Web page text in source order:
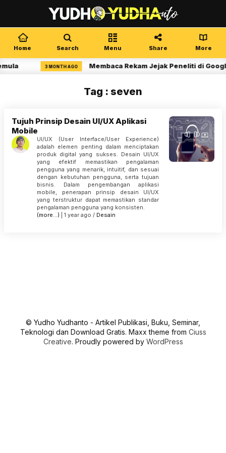
Home Search Menu Share More
3 MONTH AGO Membaca Rekam Jejak Peneliti di
Tag : seven
Tujuh Prinsip Desain UI/UX Aplikasi
Mobile
UI/UX (User Interface/User Experience)
adalah elemen penting dalam menciptakan
produk digital yang sukses. Desain UI/UX
yang efektif memastikan pengalaman
pengguna yang menarik, intuitif, dan sesuai
dengan kebutuhan pengguna, serta tujuan
bisnis. Dalam pengembangan aplikasi
mobile, penerapan prinsip desain UI/UX
yang terstruktur dapat memastikan standar
pengalaman pengguna yang konsisten.
(more…) | 1 year ago / Desain
© Yudho Yudhanto - Artikel Publikasi, Buku, Seminar,
Teknologi dan Download Gratis. Maxx theme from Ciuss
Creative. Proudly powered by WordPress